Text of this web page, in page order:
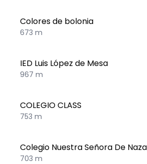
Colores de bolonia
673 m
IED Luis López de Mesa
967 m
COLEGIO CLASS
753 m
Colegio Nuestra Señora De
703 m